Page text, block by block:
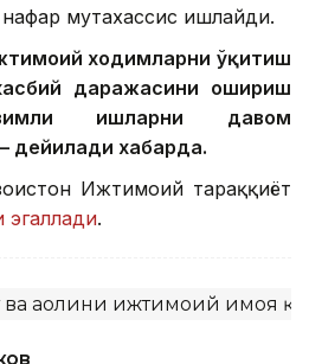
мутахассис ишлайди.
ходимларни ўқитиш
даражасини ошириш
ишларни давом
дейилади хабарда.
Ижтимоий тараққиёт
эгаллади.
ва аҳолини ижтимоий ҳимоя